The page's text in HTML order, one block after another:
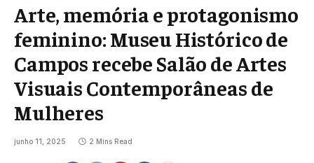
Arte, memória e protagonismo
feminino: Museu Histórico de
Campos recebe Salão de Artes
Visuais Contemporâneas de
Mulheres
junho 11, 2025 2 Mins Read